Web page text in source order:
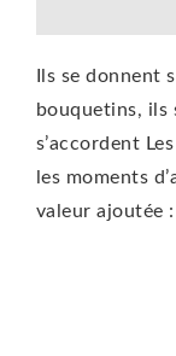
Ils se donnent
bouquetins, ils
s’accordent
les moments
valeur ajoutée